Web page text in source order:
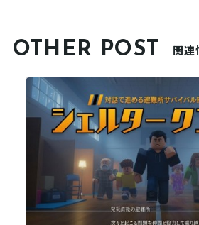
OTHER POST 関連